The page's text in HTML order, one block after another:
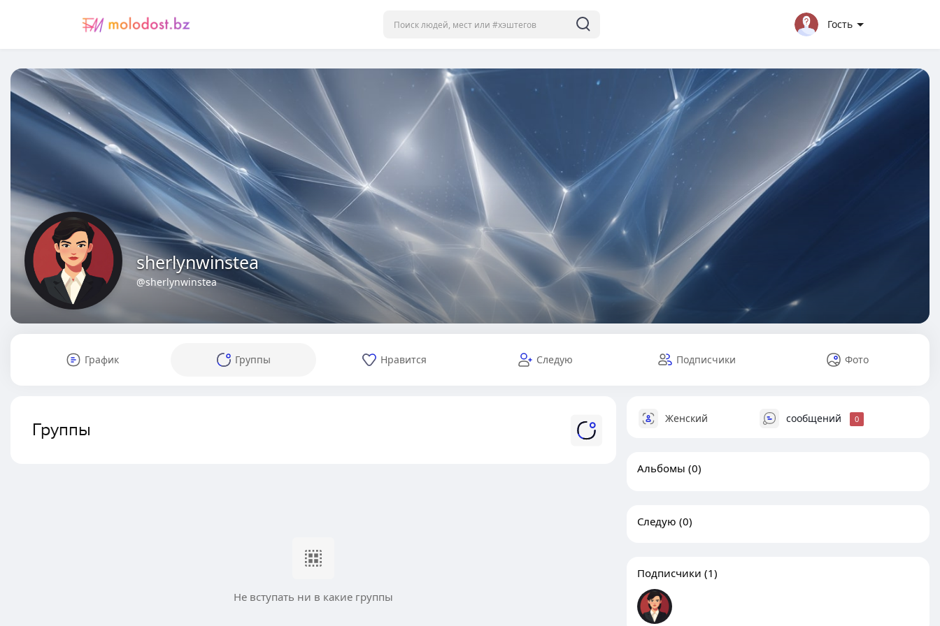
Гость
sherlynwinstea
@sherlynwinstea
График Группы Нравится Следую Подписчики Фото
Группы
Не вступать ни в какие группы
Женский сообщений 0
Альбомы (0)
Следую (0)
Подписчики (1)